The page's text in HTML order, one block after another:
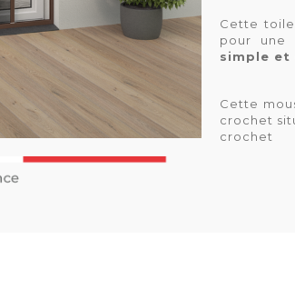
Cette
pour une
simple et
Cette
crochet
crochet